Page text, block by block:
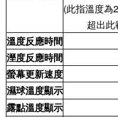
(此指溫度為
超出
溫度反應時間
溼度反應時間
螢幕更新速度
濕球溫度顯示
露點溫度顯示